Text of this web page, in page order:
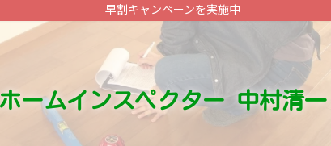
早割キャンペーンを実施中
ホームインスペクター 中村清一